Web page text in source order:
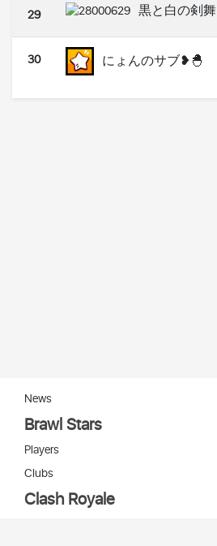
29 黒と白の剣舞
30 にょんのサブ❥🐣
News
Brawl Stars
Players
Clubs
Clash Royale